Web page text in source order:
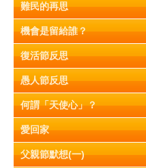
難民的再思
機會是留給誰？
復活節反思
愚人節反思
何謂「天使心」？
愛回家
父親節默想(一)